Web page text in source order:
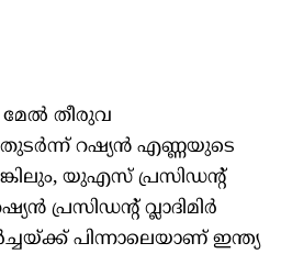
മേൽ തീരുവ
തുടർന്ന് റഷ്യൻ എണ്ണയുടെ
യുഎസ് പ്രസിഡന്റ്
പ്രസിഡന്റ് വ്ലാദിമിർ
പിന്നാലെയാണ് ഇന്ത്യ